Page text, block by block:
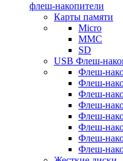
флеш-накопители
Карты памяти
Micro
MMC
SD
USB Флеш-
Флеш-
Флеш-
Флеш-
Флеш-
Флеш-
Флеш-
Флеш-
Флеш-